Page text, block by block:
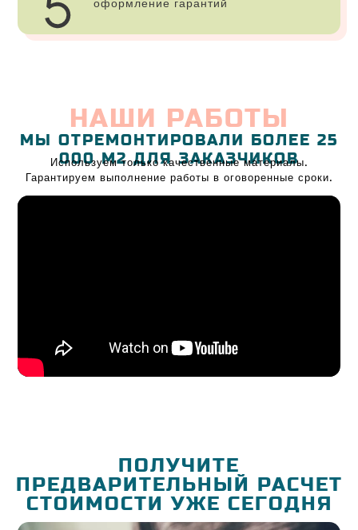
оформление гарантий
НАШИ РАБОТЫ
МЫ ОТРЕМОНТИРОВАЛИ БОЛЕЕ 25
000 М2 ДЛЯ ЗАКАЗЧИКОВ
Используем только качественные материалы.
Гарантируем выполнение работы в оговоренные сроки.
ПОЛУЧИТЕ
ПРЕДВАРИТЕЛЬНЫЙ РАСЧЕТ
СТОИМОСТИ УЖЕ СЕГОДНЯ